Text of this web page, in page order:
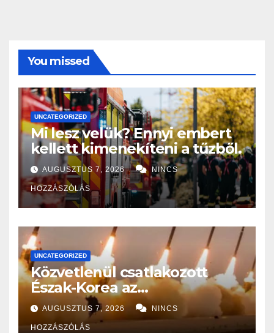
You missed
UNCATEGORIZED
Mi lesz velük? Ennyi embert
kellett kimenekíteni a tűzből.
AUGUSZTUS 7, 2026 NINCS
HOZZÁSZÓLÁS
UNCATEGORIZED
Közvetlenül csatlakozott
Észak-Korea az
Oroszországban folyó
háborúhoz!
AUGUSZTUS 7, 2026 NINCS
HOZZÁSZÓLÁS